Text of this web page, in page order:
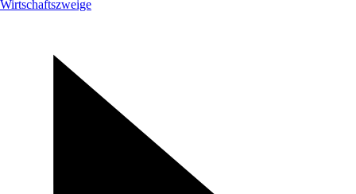
Wirtschaftszweige